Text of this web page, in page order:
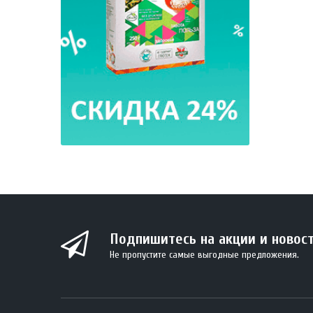
Подпишитесь на акции и
Не пропустите самые выгодные предложения.